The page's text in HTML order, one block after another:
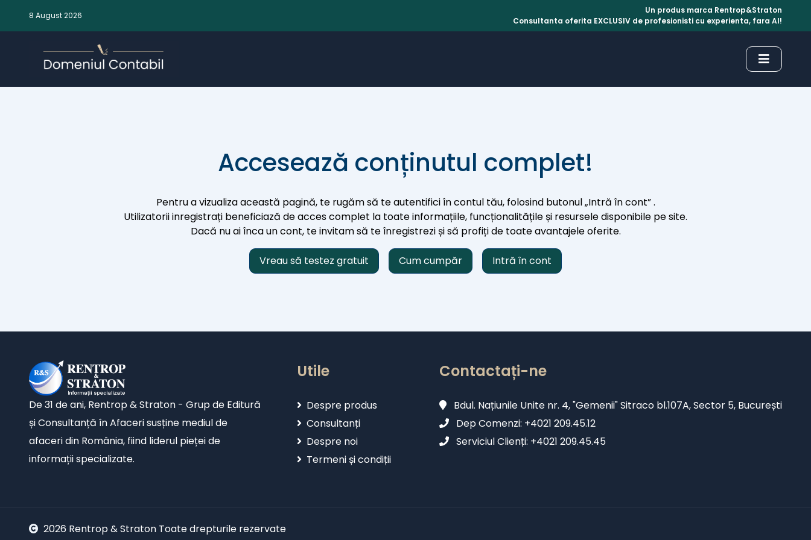
8 August 2026
Un produs marca Rentrop&Straton
Consultanta oferita EXCLUSIV de profesionisti cu experienta, fara AI!
Accesează conținutul complet!
Pentru a vizualiza această pagină, te rugăm să te autentifici în contul tău, folosind butonul „Intră în cont” .
Utilizatorii inregistrați beneficiază de acces complet la toate informațiile, funcționalitățile și resursele disponibile pe site.
Dacă nu ai înca un cont, te invitam să te înregistrezi și să profiți de toate avantajele oferite.
Vreau să testez gratuit Cum cumpăr Intră în cont
De 31 de ani, Rentrop & Straton - Grup de Editură
și Consultanță în Afaceri susține mediul de
afaceri din România, fiind liderul pieței de
informații specializate.
Utile
Despre produs
Consultanți
Despre noi
Termeni și condiții
Contactați-ne
Bdul. Națiunile Unite nr. 4, "Gemenii" Sitraco bl.107A, Sector 5, București
Dep Comenzi: +4021 209.45.12
Serviciul Clienți: +4021 209.45.45
2026 Rentrop & Straton Toate drepturile rezervate